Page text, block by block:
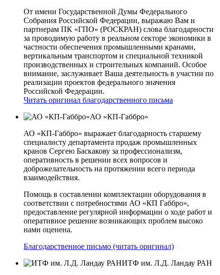
От имени Государственной Думы Федерального
Собрания Российской Федерации, выражаю Вам и
партнерам ПК «ГПО» (РОСКРАН) слова благодарности
за проводимую работу в реальном секторе экономики в
частности обеспечения промышленными кранами,
вертикальным транспортом и специальной техникой
производственных и строительных компаний. Особое
внимание, заслуживает Ваша деятельность в участии по
реализации проектов федерального значения
Российской Федерации.
Читать оригинал благодарственного письма
АО «КП-Габбро»
АО «КП-Габбро» выражает благодарность старшему
специалисту департамента продаж промышленных
кранов Сергею Баскакову за профессионализм,
оперативность в решении всех вопросов и
доброжелательность на протяжении всего периода
взаимодействия.
Помощь в составлении комплектации оборудования в
соответствии с потребностями АО «КП­ Габбро»,
предоставление регулярной информации о ходе работ и
оперативное решение возникающих проблем высоко
нами оценена.
Благодарственное письмо (читать оригинал)
ИТФ им. Л.Д. Ландау РАН